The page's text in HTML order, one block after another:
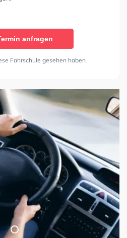
anfragen
Fahrschule gesehen haben